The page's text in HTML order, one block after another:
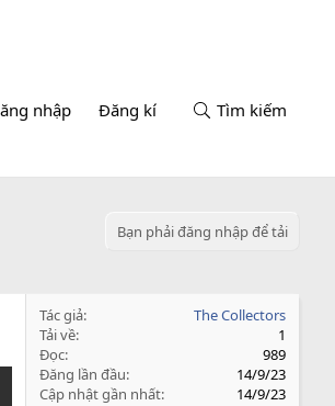
nhập Đăng kí Tìm kiếm
Bạn phải đăng nhập để tải
Tác giả
The Collectors
Tải về
1
Đọc
989
Đăng lần đầu
14/9/23
Cập nhật gần nhất
14/9/23